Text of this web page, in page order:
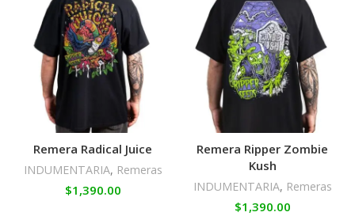
Remera Radical Juice
INDUMENTARIA, Remeras
$1,390.00
Remera Ripper Zombie
Kush
INDUMENTARIA, Remeras
$1,390.00